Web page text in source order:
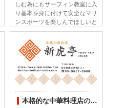
しむ為にもサーフィン教室に入
り基本を身に付けて安全なマリ
ンスポーツを楽しんでほしいと
思います。
本格的な中華料理店のショップカードデザインしてみました